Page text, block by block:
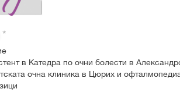
в Катедра по очни болести в
очна клиника в Цюрих и